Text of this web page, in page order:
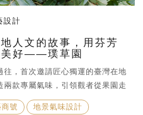
設計
人文的故事，用芬芳
美好——璞草園
往，首次邀請匠心獨運的臺灣在地
兩款專屬氣味，引領觀者從果園走
場，以五感沈浸式體驗與工藝有關
商號 地景氣味設計